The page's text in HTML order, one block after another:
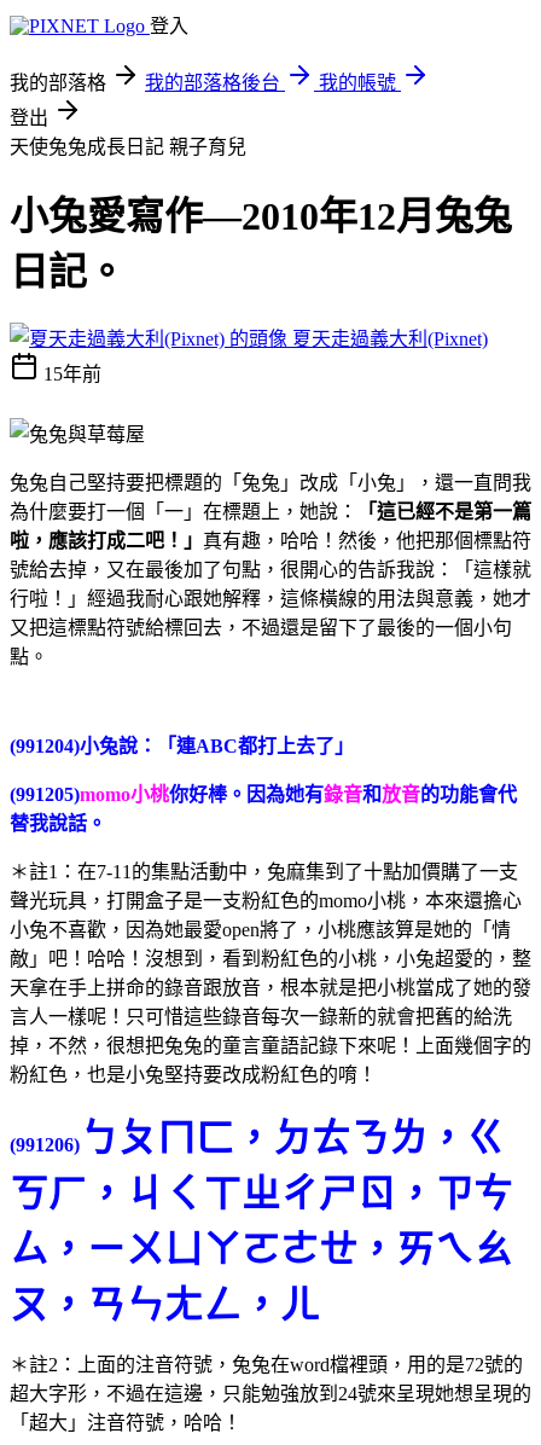
登入
我的部落格 我的部落格後台
我的帳號
登出
天使兔兔成長日記 親子育兒
小兔愛寫作—2010年12月兔兔
日記。
夏天走過義大利(Pixnet)
15年前
兔兔自己堅持要把標題的「兔兔」改成「小兔」，還一直問我
為什麼要打一個「一」在標題上，她說：
「這已經不是第一篇
啦，應該打成二吧！」 真有趣，哈哈！然後，他把那個標點符
號給去掉，又在最後加了句點，很開心的告訴我說：「這樣就
行啦！」經過我耐心跟她解釋，這條橫線的用法與意義，她才
又把這標點符號給標回去，不過還是留下了最後的一個小句
點。
(991204)小兔說：「連ABC都打上去了」
(991205)momo小桃你好棒。因為她有錄音和放音的功能會代
替我說話。
＊註1：在7-11的集點活動中，兔麻集到了十點加價購了一支
聲光玩具，打開盒子是一支粉紅色的momo小桃，本來還擔心
小兔不喜歡，因為她最愛open將了，小桃應該算是她的「情
敵」吧！哈哈！沒想到，看到粉紅色的小桃，小兔超愛的，整
天拿在手上拼命的錄音跟放音，根本就是把小桃當成了她的發
言人一樣呢！只可惜這些錄音每次一錄新的就會把舊的給洗
掉，不然，很想把兔兔的童言童語記錄下來呢！上面幾個字的
粉紅色，也是小兔堅持要改成粉紅色的唷！
(991206) ㄅㄆㄇㄈ，ㄉㄊㄋㄌ，ㄍ
ㄎㄏ，ㄐㄑㄒㄓㄔㄕㄖ，ㄗㄘ
ㄙ，ㄧㄨㄩㄚㄛㄜㄝ，ㄞㄟㄠ
ㄡ，ㄢㄣㄤㄥ，ㄦ
＊註2：上面的注音符號，兔兔在word檔裡頭，用的是72號的
超大字形，不過在這邊，只能勉強放到24號來呈現她想呈現的
「超大」注音符號，哈哈！